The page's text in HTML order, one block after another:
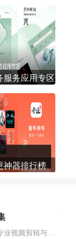
服务应用专区
神器排行榜
想制作出专业级的短视频或Vlog？专业视频剪辑与特效制作大全专题为你提供了从剪辑、抠像到特效包装的全套解决方案。无论是添加炫酷的片头、进行精准的视频抠图，还是制...